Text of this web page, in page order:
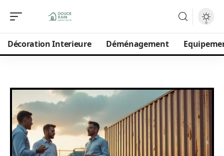
Décoration Interieure Déménagement